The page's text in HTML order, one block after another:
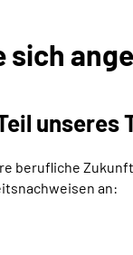
sich
unseres
berufliche
an: